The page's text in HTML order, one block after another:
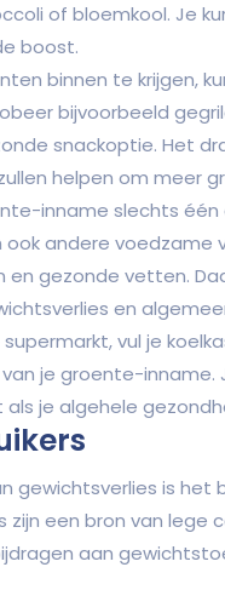
of bloemkool. Je
boost.
binnen te krijgen,
bijvoorbeeld
snackoptie. Het
helpen om meer
inname slechts één
ook andere
en gezonde vetten.
en
vul je
je groente-inname.
je algehele
gewichtsverlies is
een bron van lege
aan